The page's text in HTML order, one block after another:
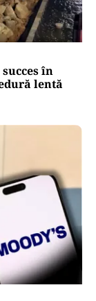
în
lentă